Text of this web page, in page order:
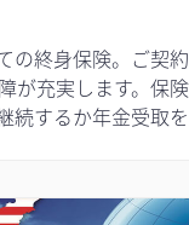
の終身保険。ご契
が充実します。保
続するか年金受取を